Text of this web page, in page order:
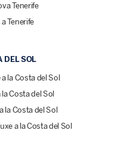
Tenerife
Tenerife
DEL SOL
la Costa del Sol
Costa del Sol
la Costa del Sol
a la Costa del Sol